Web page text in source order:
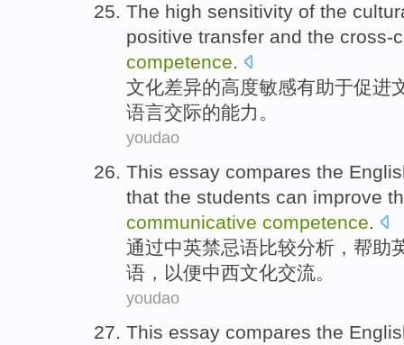
The high sensitivity of the
positive transfer and the cross-
competence.
文化差异的高度敏感有助于促进
语言交际的能力。
youdao
This essay compares the
that the students can improve
communicative competence.
通过中英禁忌语比较分析，帮助
语，以便中西文化交流。
youdao
This essay compares the